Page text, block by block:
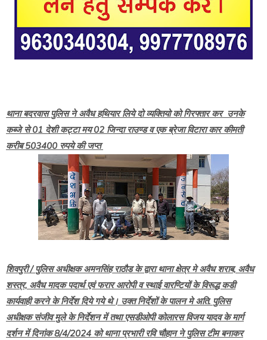
थाना बदरवास पुलिस ने अवैध हथियार लिये दो व्यक्तियो को गिरफ्तार कर उनके
कब्जे से 01 देशी कट्टा मय 02 जिन्दा राउण्ड व एक ब्रेजा विटारा कार कीमती
करीब 503400 रुपये की जप्त
शिवपुरी / पुलिस अधीक्षक अमनसिंह राठौड के द्वारा थाना क्षेत्र मे अवैध शराब, अवैध
शस्त्र, अवैध मादक पदार्थ एवं फरार आरोपी व स्थाई वारण्टियों के विरूद्ध कडी
कार्यवाही करने के निर्देश दिये गये थे। उक्त निर्देशों के पालन मे अति. पुलिस
अधीक्षक संजीव मुले के निर्देशन में तथा एसडीओपी कोलारस विजय यादव के मार्ग
दर्शन में दिनांक 8/4/2024 को थाना प्रभारी रवि चौहान ने पुलिस टीम बनाकर